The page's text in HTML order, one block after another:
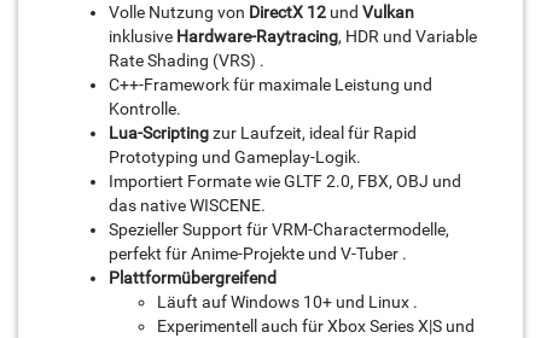
Volle Nutzung von DirectX 12 und Vulkan
inklusive Hardware-Raytracing, HDR und Variable
Rate Shading (VRS) .
C++-Framework für maximale Leistung und
Kontrolle.
Lua-Scriptingzur Laufzeit, ideal für Rapid
Prototyping und Gameplay-Logik.
Importiert Formate wie GLTF 2.0, FBX, OBJ und
das native WISCENE.
Spezieller Support für VRM-Charactermodelle,
perfekt für Anime-Projekte und V-Tuber .
Plattformübergreifend
Läuft auf Windows 10+ und Linux .
Experimentell auch für Xbox Series X|S und